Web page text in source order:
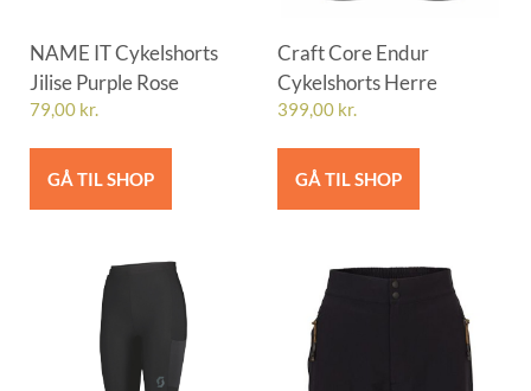
NAME IT Cykelshorts
Jilise Purple Rose
79,00 kr.
GÅ TIL SHOP
Craft Core Endur
Cykelshorts Herre
399,00 kr.
GÅ TIL SHOP